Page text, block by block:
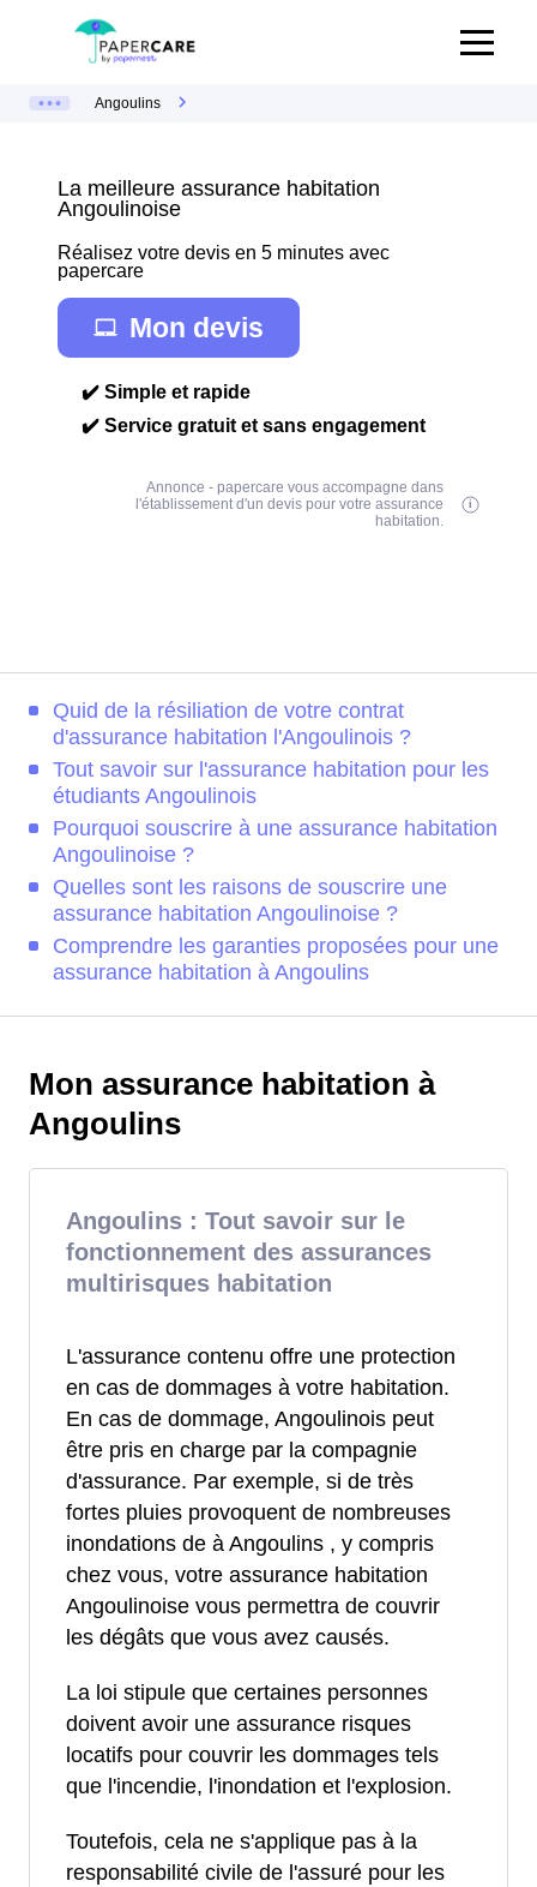
Angoulins
La meilleure assurance habitation
Angoulinoise
Réalisez votre devis en 5 minutes avec
papercare
Mon devis
✔️ Simple et rapide
✔️ Service gratuit et sans engagement
Annonce - papercare vous accompagne dans
l'établissement d'un devis pour votre assurance
habitation.
Quid de la résiliation de votre contrat
d'assurance habitation l'Angoulinois ?
Tout savoir sur l'assurance habitation pour les
étudiants Angoulinois
Pourquoi souscrire à une assurance habitation
Angoulinoise ?
Quelles sont les raisons de souscrire une
assurance habitation Angoulinoise ?
Comprendre les garanties proposées pour une
assurance habitation à Angoulins
Mon assurance habitation à
Angoulins
Angoulins : Tout savoir sur le
fonctionnement des assurances
multirisques habitation
L'assurance contenu offre une protection
en cas de dommages à votre habitation.
En cas de dommage, Angoulinois peut
être pris en charge par la compagnie
d'assurance. Par exemple, si de très
fortes pluies provoquent de nombreuses
inondations de à Angoulins , y compris
chez vous, votre assurance habitation
Angoulinoise vous permettra de couvrir
les dégâts que vous avez causés.
La loi stipule que certaines personnes
doivent avoir une assurance risques
locatifs pour couvrir les dommages tels
que l'incendie, l'inondation et l'explosion.
Toutefois, cela ne s'applique pas à la
responsabilité civile de l'assuré pour les